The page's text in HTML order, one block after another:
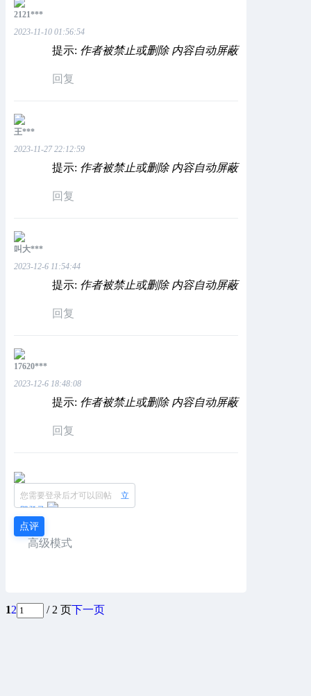
2121***
2023-11-10 01:56:54
提示: 作者被禁止或删除 内容自动屏蔽
回复
王***
2023-11-27 22:12:59
提示: 作者被禁止或删除 内容自动屏蔽
回复
叫大***
2023-12-6 11:54:44
提示: 作者被禁止或删除 内容自动屏蔽
回复
17620***
2023-12-6 18:48:08
提示: 作者被禁止或删除 内容自动屏蔽
回复
您需要登录后才可以回帖
立
即登录
点评
高级模式
12 / 2 页下一页